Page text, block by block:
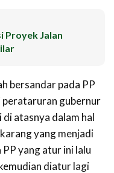
Proyek Jalan
bersandar pada PP
gubernur
atasnya dalam hal
yang menjadi
yang atur ini lalu
diatur lagi